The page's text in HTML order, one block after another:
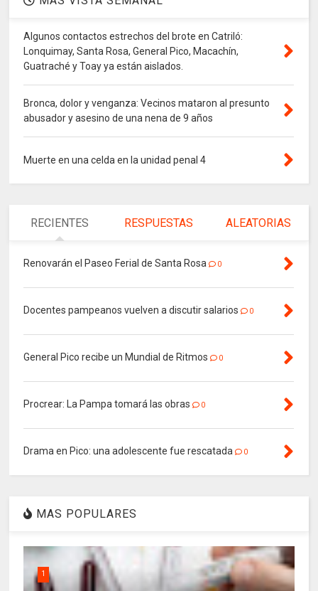
Algunos contactos estrechos del brote en Catriló:
Lonquimay, Santa Rosa, General Pico, Macachín,
Guatraché y Toay ya están aislados.
Bronca, dolor y venganza: Vecinos mataron al presunto
abusador y asesino de una nena de 9 años
Muerte en una celda en la unidad penal 4
RECIENTES RESPUESTAS ALEATORIAS
Renovarán el Paseo Ferial de Santa Rosa 0
Docentes pampeanos vuelven a discutir salarios 0
General Pico recibe un Mundial de Ritmos 0
Procrear: La Pampa tomará las obras 0
Drama en Pico: una adolescente fue rescatada 0
MAS POPULARES
1